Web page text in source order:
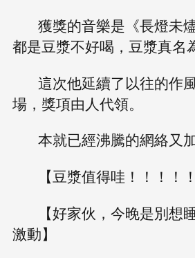
獲獎的音樂是《長燈未
都是豆漿不好喝，豆漿真名
這次他延續了以往的作
場，獎項由人代領。
本就已經沸騰的網絡又
【豆漿值得哇！！！！！
【好家伙，今晚是別想
激動】